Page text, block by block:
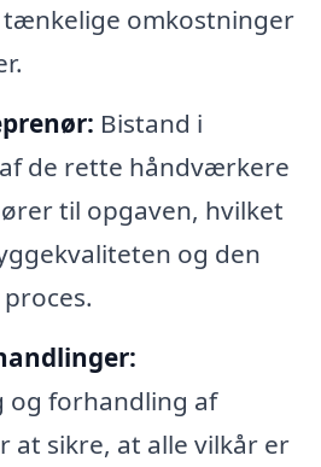
omkostninger
Bistand i
de rette håndværkere
til opgaven, hvilket
og den
og forhandling af
at sikre, at alle vilkår er